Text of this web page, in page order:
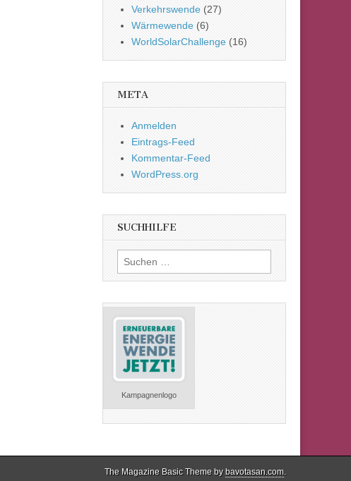
Verkehrswende (27)
Wärmewende (6)
WorldSolarChallenge (16)
META
Anmelden
Eintrags-Feed
Kommentar-Feed
WordPress.org
SUCHHILFE
Suchen
nach:
Kampagnenlogo
The Magazine Basic Theme by bavotasan.com.